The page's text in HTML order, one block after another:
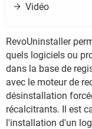
Vidéo
RevoUninstaller
quels logiciels ou
dans la base de
avec le moteur de
désinstallation
récalcitrants. Il est
l'installation d'un